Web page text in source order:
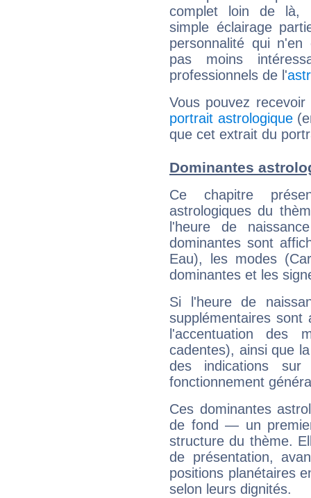
complet loin de là,
simple éclairage
personnalité qui n'en
pas moins
professionnels de l'
Vous pouvez
portrait astrologique
que cet extrait du
Dominantes
Ce chapitre
astrologiques du
l'heure de
dominantes sont
Eau), les modes
dominantes et les
Si l'heure de
supplémentaires sont
l'accentuation des
cadentes), ainsi que
des indications sur
fonctionnement
Ces dominantes
de fond — un
structure du thème.
de présentation,
positions planétaires
selon leurs dignités.